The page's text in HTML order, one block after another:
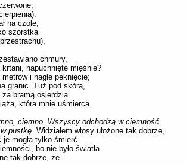
na czole,
szorstka
chmury,
napuchnięte mięśnie?
i nagłe pęknięcie;
granic. Tuż pod skórą,
za bramą osierdzia
która mnie uśmierca.
ciemno. Wszyscy odchodzą w ciemność.
pustkę. Widziałem włosy ułożone tak dobrze,
je mogła tylko śmierć.
bo nie było światła.
tak dobrze, że.